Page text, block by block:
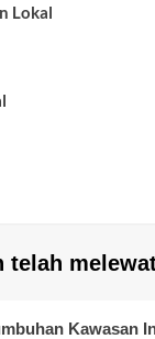
Lokal
Banyuasin
telah
Kawasan